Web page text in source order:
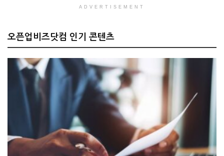
ADVERTISEMENT
오픈업비즈닷컴 인기 콘텐츠